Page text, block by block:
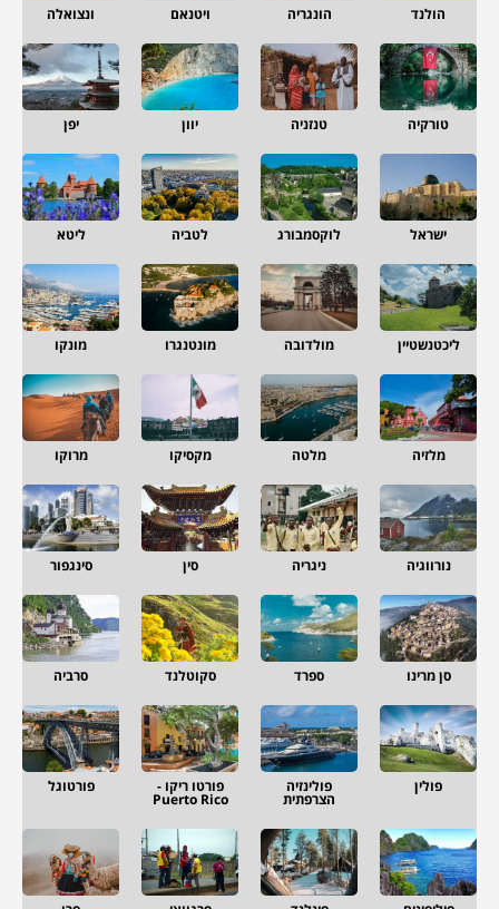
הולנד הונגריה ויטנאם ונצואלה
טורקיה טנזניה יוון יפן
ישראל לוקסמבורג לטביה ליטא
ליכטנשטיין מולדובה מונטנגרו מונקו
מלזיה מלטה מקסיקו מרוקו
נורווגיה ניגריה סין סינגפור
סן מרינו ספרד סקוטלנד סרביה
פולין פולינזיה
הצרפתית
פורטו ריקו -
Puerto Rico
פורטוגל